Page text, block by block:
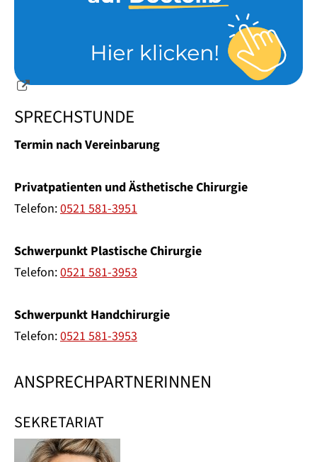
SPRECHSTUNDE
Termin nach Vereinbarung
Privatpatienten und Ästhetische Chirurgie
Telefon:0521 581-3951
Schwerpunkt Plastische Chirurgie
Telefon:0521 581-3953
Schwerpunkt Handchirurgie
Telefon:0521 581-3953
ANSPRECHPARTNERINNEN
SEKRETARIAT